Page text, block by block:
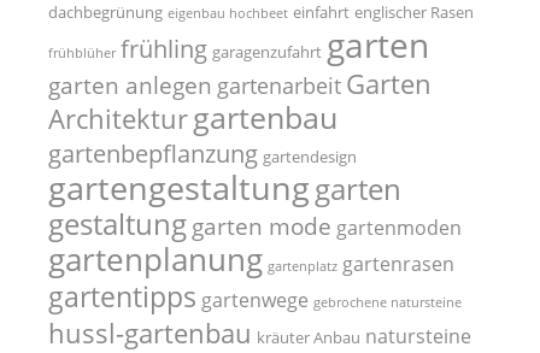
dachbegrünung eigenbau hochbeet einfahrt englischer Rasen
frühblüher frühling garagenzufahrt garten
garten anlegen gartenarbeit Garten
Architekturgartenbau
gartenbepflanzung gartendesign
gartengestaltunggarten
gestaltunggarten mode gartenmoden
gartenplanung gartenplatz gartenrasen
gartentipps gartenwege gebrochene natursteine
hussl-gartenbau kräuter Anbau natursteine